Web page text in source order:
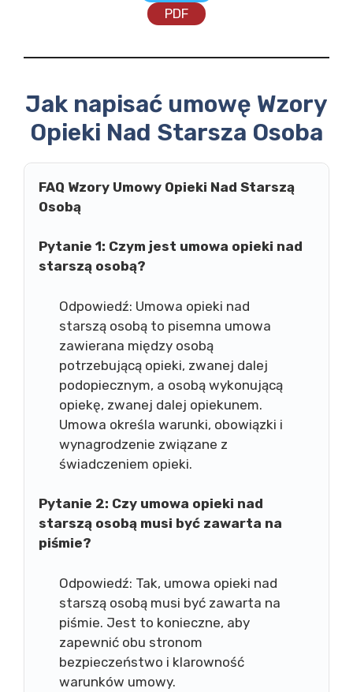
PDF
Jak napisać umowę Wzory
Opieki Nad Starsza Osoba
FAQ Wzory Umowy Opieki Nad Starszą
Osobą
Pytanie 1: Czym jest umowa opieki nad
starszą osobą?
Odpowiedź: Umowa opieki nad
starszą osobą to pisemna umowa
zawierana między osobą
potrzebującą opieki, zwanej dalej
podopiecznym, a osobą wykonującą
opiekę, zwanej dalej opiekunem.
Umowa określa warunki, obowiązki i
wynagrodzenie związane z
świadczeniem opieki.
Pytanie 2: Czy umowa opieki nad
starszą osobą musi być zawarta na
piśmie?
Odpowiedź: Tak, umowa opieki nad
starszą osobą musi być zawarta na
piśmie. Jest to konieczne, aby
zapewnić obu stronom
bezpieczeństwo i klarowność
warunków umowy.